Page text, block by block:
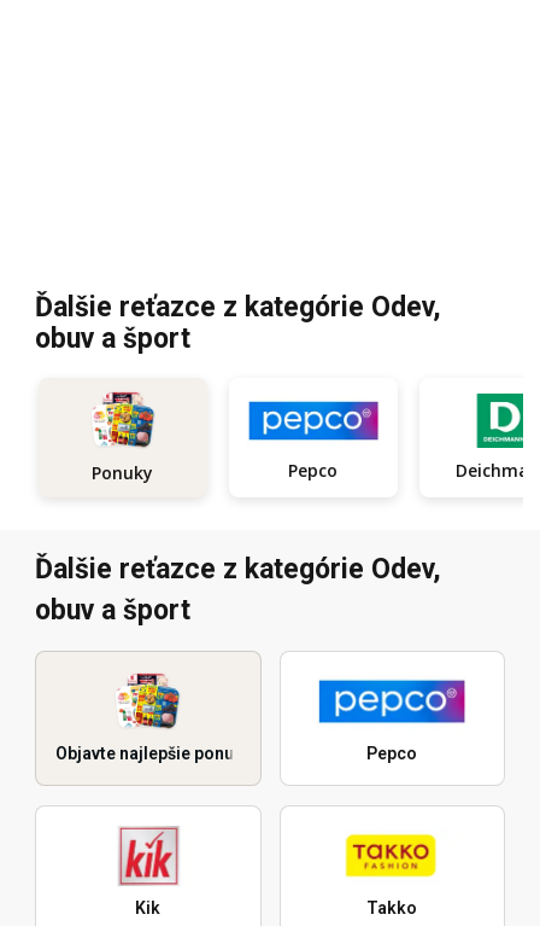
Ďalšie reťazce z kategórie Odev,
obuv a šport
Ponuky Pepco
Ďalšie reťazce z kategórie Odev,
obuv a šport
Objavte najlepšie ponuky Pepco
Kik Takko